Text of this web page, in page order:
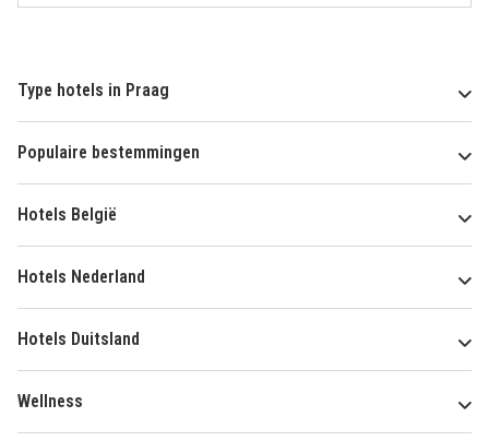
Type hotels in Praag
Populaire bestemmingen
Hotels België
Hotels Nederland
Hotels Duitsland
Wellness